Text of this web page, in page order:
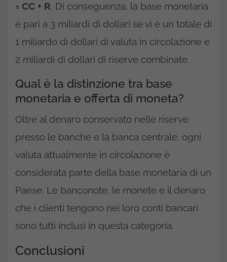
= CC + R. Di conseguenza, la base monetaria
è pari a 3 miliardi di dollari se vi è un totale di
1 miliardo di dollari di valuta in circolazione e
2 miliardi di dollari di riserve combinate.
Qual è la distinzione tra base
monetaria e offerta di moneta?
Oltre al denaro conservato nelle riserve
presso le banche e la banca centrale, ogni
valuta attualmente in circolazione è
considerata parte della base monetaria di un
Paese. Le banconote, le monete e il denaro
che i clienti tengono nei loro conti bancari
sono tutti inclusi in questa categoria.
Conclusioni